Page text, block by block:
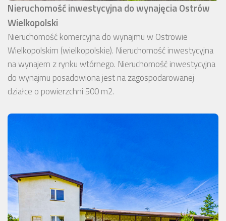
Nieruchomość inwestycyjna do wynajęcia Ostrów
Wielkopolski
Nieruchomość komercyjna do wynajmu w Ostrowie
Wielkopolskim (wielkopolskie). Nieruchomość inwestycyjna
na wynajem z rynku wtórnego. Nieruchomość inwestycyjna
do wynajmu posadowiona jest na zagospodarowanej
działce o powierzchni 500 m2.